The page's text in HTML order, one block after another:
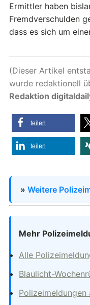
Ermittler haben
Fremdverschulden
dass es sich um
(Dieser Artikel
wurde redaktionell
Redaktion
teilen
teilen
» Weitere
Mehr
Alle
Blaulicht-
Polizeimeldungen